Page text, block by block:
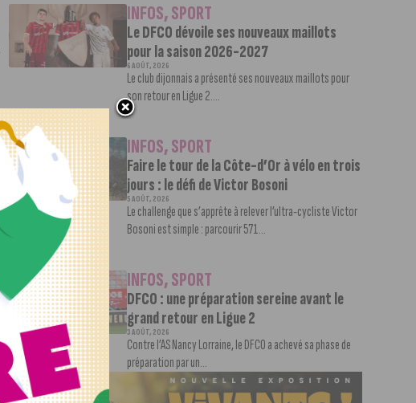
INFOS,SPORT
Le DFCO dévoile ses nouveaux maillots
pour la saison 2026-2027
6 AOÛT, 2026
Le club dijonnais a présenté ses nouveaux maillots pour
son retour en Ligue 2....
INFOS,SPORT
Faire le tour de la Côte-d’Or à vélo en trois
jours : le défi de Victor Bosoni
5 AOÛT, 2026
Le challenge que s’apprête à relever l’ultra-cycliste Victor
Bosoni est simple : parcourir 571...
INFOS,SPORT
DFCO : une préparation sereine avant le
grand retour en Ligue 2
3 AOÛT, 2026
Contre l’AS Nancy Lorraine, le DFCO a achevé sa phase de
préparation par un...